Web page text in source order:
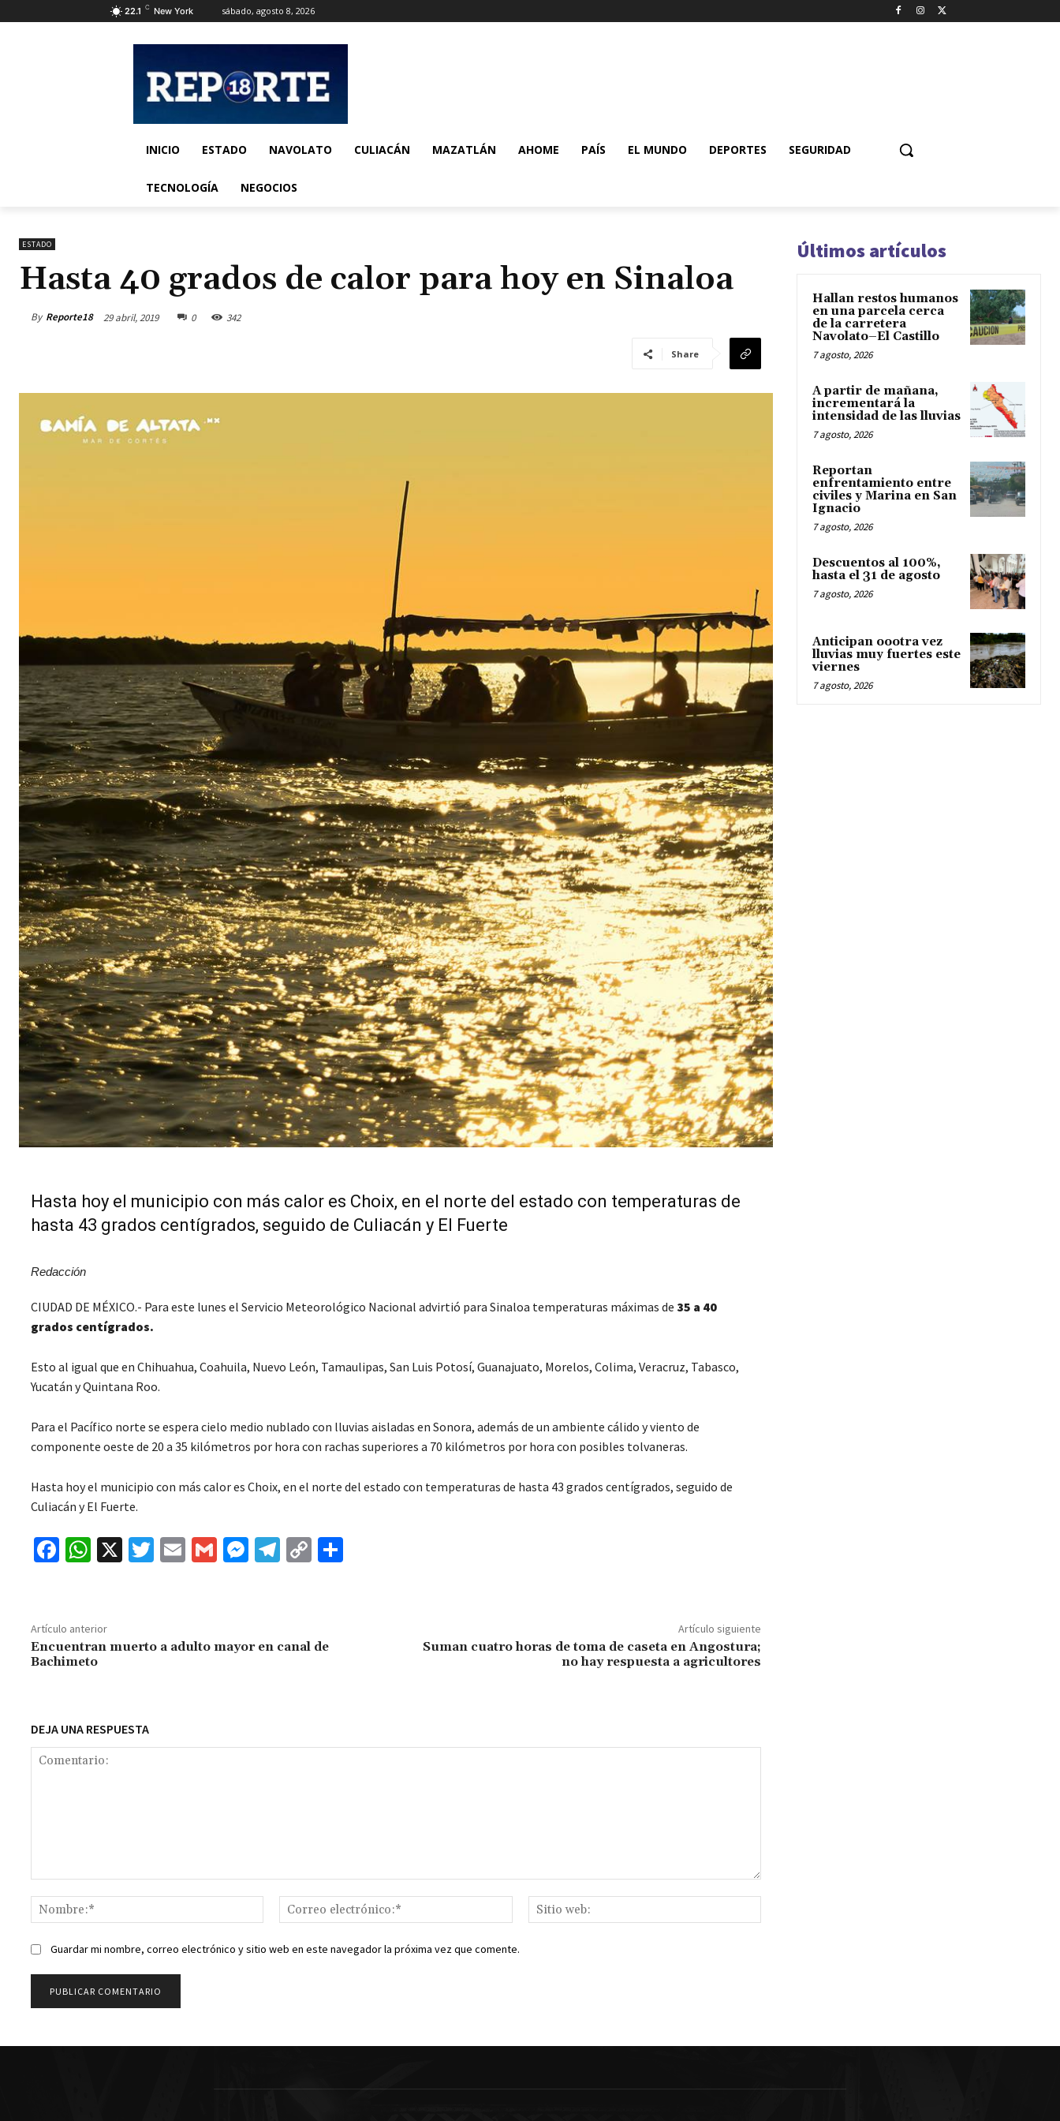
22.1 C New York sábado, agosto 8, 2026
INICIO ESTADO NAVOLATO CULIACÁN MAZATLÁN AHOME PAÍS EL MUNDO DEPORTES SEGURIDAD
TECNOLOGÍA NEGOCIOS
ESTADO
Hasta 40 grados de calor para hoy en Sinaloa
By Reporte18 29 abril, 2019 0 342
Share
Hasta hoy el municipio con más calor es Choix, en el norte del estado con temperaturas de
hasta 43 grados centígrados, seguido de Culiacán y El Fuerte
Redacción
CIUDAD DE MÉXICO.- Para este lunes el Servicio Meteorológico Nacional advirtió para Sinaloa temperaturas máximas de 35 a 40
grados centígrados.
Esto al igual que en Chihuahua, Coahuila, Nuevo León, Tamaulipas, San Luis Potosí, Guanajuato, Morelos, Colima, Veracruz, Tabasco,
Yucatán y Quintana Roo.
Para el Pacífico norte se espera cielo medio nublado con lluvias aisladas en Sonora, además de un ambiente cálido y viento de
componente oeste de 20 a 35 kilómetros por hora con rachas superiores a 70 kilómetros por hora con posibles tolvaneras.
Hasta hoy el municipio con más calor es Choix, en el norte del estado con temperaturas de hasta 43 grados centígrados, seguido de
Culiacán y El Fuerte.
Fa
o
o
k
W
sA
p
p
X
T
E
G
M
ge
Te
m
C
Li
Artículo anterior
Encuentran muerto a adulto mayor en canal de
Bachimeto
Artículo siguiente
Suman cuatro horas de toma de caseta en Angostura;
no hay respuesta a agricultores
DEJA UNA RESPUESTA
Nombre:*
Correo
electrónico:*
web:
Guardar mi nombre, correo electrónico y sitio web en este navegador la próxima vez que comente.
Últimos artículos
Hallan restos humanos
en una parcela cerca
de la carretera
Navolato–El Castillo
7 agosto, 2026
A partir de mañana,
incrementará la
intensidad de las lluvias
7 agosto, 2026
Reportan
enfrentamiento entre
civiles y Marina en San
Ignacio
7 agosto, 2026
Descuentos al 100%,
hasta el 31 de agosto
7 agosto, 2026
Anticipan oootra vez
lluvias muy fuertes este
viernes
7 agosto, 2026